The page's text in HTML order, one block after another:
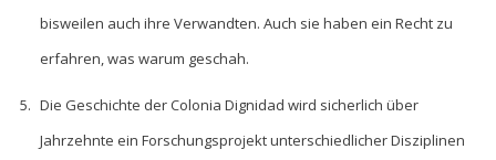
bisweilen auch ihre Verwandten. Auch sie haben ein Recht zu
erfahren, was warum geschah.
Die Geschichte der Colonia Dignidad wird sicherlich über
Jahrzehnte ein Forschungsprojekt unterschiedlicher Disziplinen